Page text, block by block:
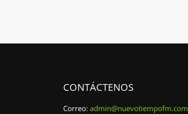
CONTÁCTENOS
Correo: admin@nuevotiempofm.com